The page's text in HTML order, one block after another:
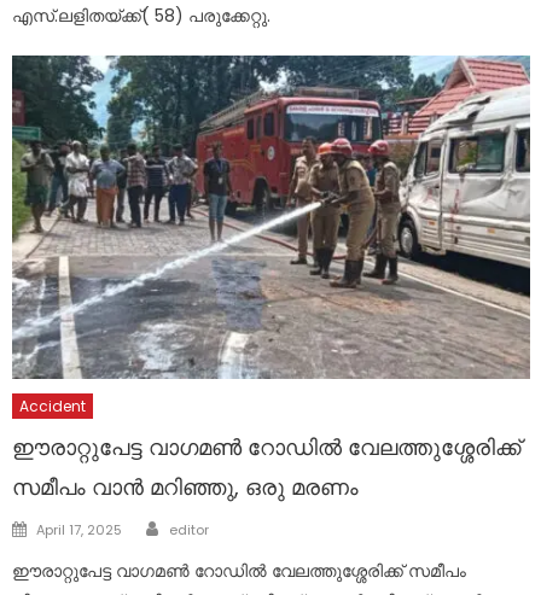
എസ്.ലളിതയ്ക്ക്( 58) പരുക്കേറ്റു.
Accident
ഈരാറ്റുപേട്ട വാഗമൺ റോഡിൽ വേലത്തുശ്ശേരിക്ക്
സമീപം വാൻ മറിഞ്ഞു, ഒരു മരണം
Posted
April 17, 2025 Author
editor
ഈരാറ്റുപേട്ട വാഗമൺ റോഡിൽ വേലത്തുശ്ശേരിക്ക് സമീപം